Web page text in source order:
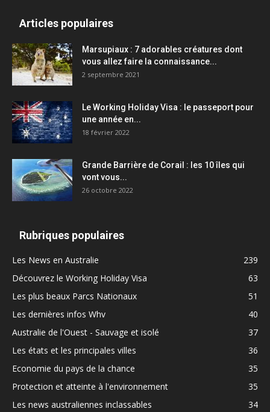
Articles populaires
Marsupiaux : 7 adorables créatures dont
vous allez faire la connaissance...
2 septembre 2021
Le Working Holiday Visa : le passeport pour
une année en...
18 février 2022
Grande Barrière de Corail : les 10 îles qui
vont vous...
26 octobre 2022
Rubriques populaires
Les News en Australie
239
Découvrez le Working Holiday Visa
63
Les plus beaux Parcs Nationaux
51
Les dernières infos Whv
40
Australie de l'Ouest - Sauvage et isolé
37
Les états et les principales villes
36
Economie du pays de la chance
35
Protection et atteinte à l'environnement
35
Les news australiennes inclassables
34